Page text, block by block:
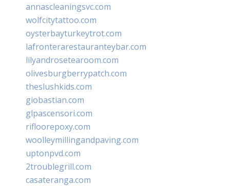
annascleaningsvc.com
wolfcitytattoo.com
oysterbayturkeytrot.com
lafronterarestauranteybar.com
lilyandrosetearoom.com
olivesburgberrypatch.com
theslushkids.com
giobastian.com
glpascensori.com
rifloorepoxy.com
woolleymillingandpaving.com
uptonpvd.com
2troublegrill.com
casateranga.com